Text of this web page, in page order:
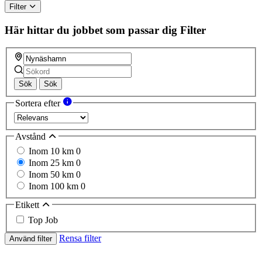
Filter
Här hittar du jobbet som passar dig Filter
Sök Sök
Sortera efter
Avstånd
Inom 10 km 0
Inom 25 km 0
Inom 50 km 0
Inom 100 km 0
Etikett
Top Job
Använd filter Rensa filter